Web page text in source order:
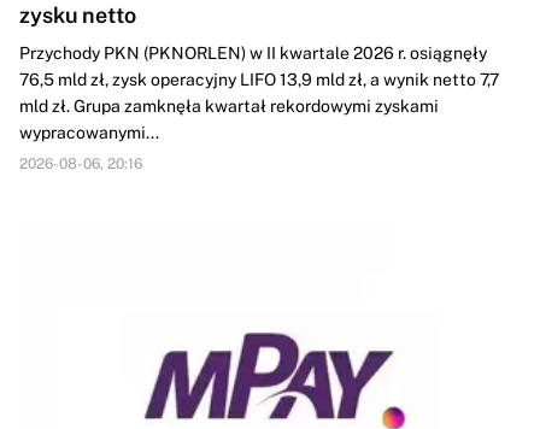
zysku netto
Przychody PKN (PKNORLEN) w II kwartale 2026 r. osiągnęły
76,5 mld zł, zysk operacyjny LIFO 13,9 mld zł, a wynik netto 7,7
mld zł. Grupa zamknęła kwartał rekordowymi zyskami
wypracowanymi...
2026-08-06, 20:16